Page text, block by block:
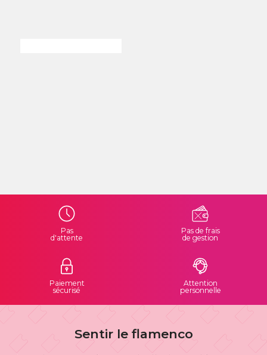
Pas
d'attente
Pas de frais
de gestion
Paiement
sécurisé
Attention
personnelle
Sentir le flamenco